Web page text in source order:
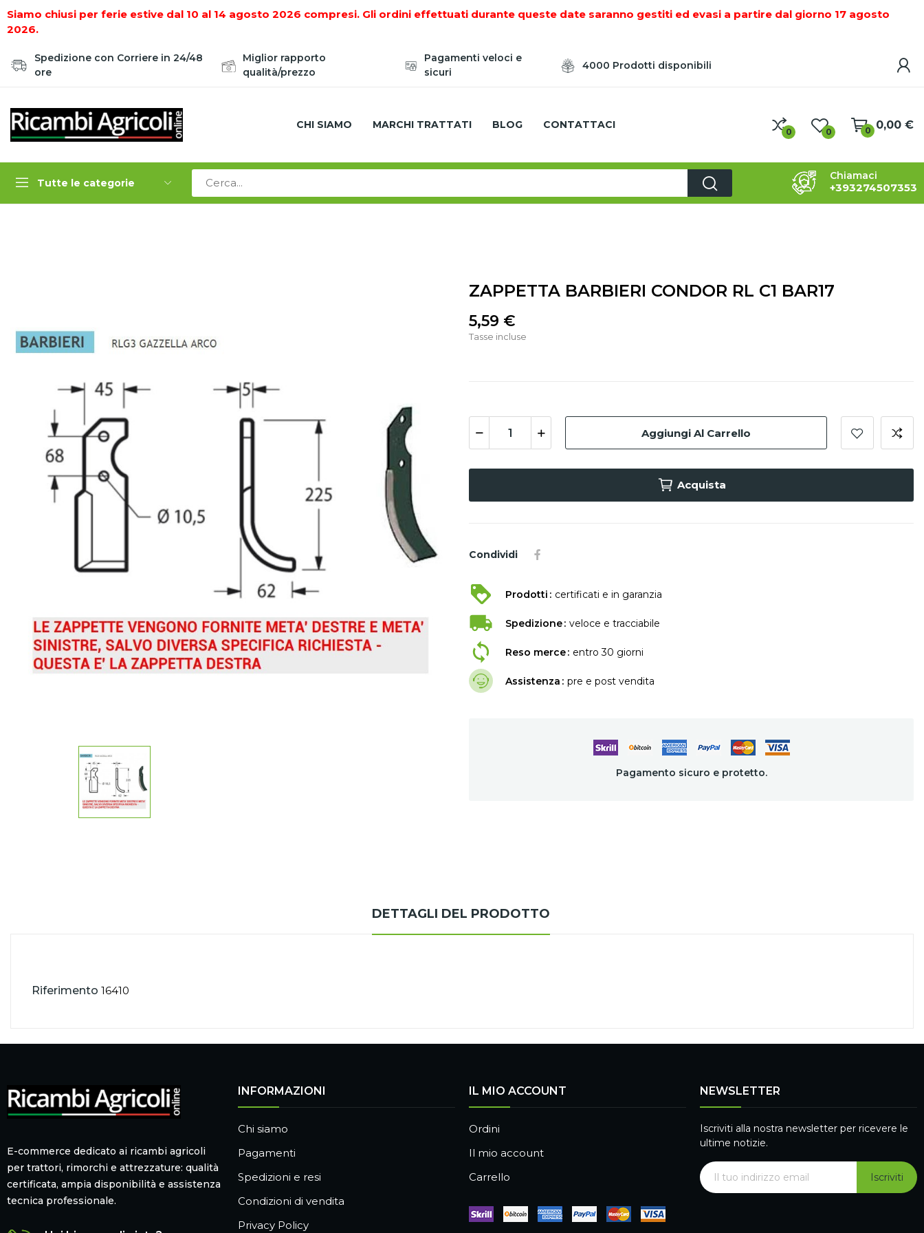
Siamo chiusi per ferie estive dal 10 al 14 agosto 2026 compresi. Gli ordini effettuati durante queste date saranno gestiti ed evasi a partire dal giorno 17 agosto
2026.
Spedizione con Corriere in 24/48
ore
Miglior rapporto
qualità/prezzo
Pagamenti veloci e
sicuri
4000 Prodotti disponibili
CHI SIAMO MARCHI TRATTATI BLOG CONTATTACI
0 0
0,00 €
0
Tutte le categorie
Chiamaci
+393274507353
ZAPPETTA BARBIERI CONDOR RL C1 BAR17
5,59 €
Tasse incluse
Aggiungi Al Carrello
Acquista
Condividi
Prodotti certificati e in garanzia
Spedizione veloce e tracciabile
Reso merce entro 30 giorni
Assistenza pre e post vendita
Pagamento sicuro e protetto.
DETTAGLI DEL PRODOTTO
Riferimento 16410
E-commerce dedicato ai ricambi agricoli
per trattori, rimorchi e attrezzature: qualità
certificata, ampia disponibilità e assistenza
tecnica professionale.
INFORMAZIONI
Chi siamo
Pagamenti
Spedizioni e resi
Condizioni di vendita
Privacy Policy
IL MIO ACCOUNT
Ordini
Il mio account
Carrello
NEWSLETTER
Iscriviti alla nostra newsletter per ricevere le
ultime notizie.
Iscriviti